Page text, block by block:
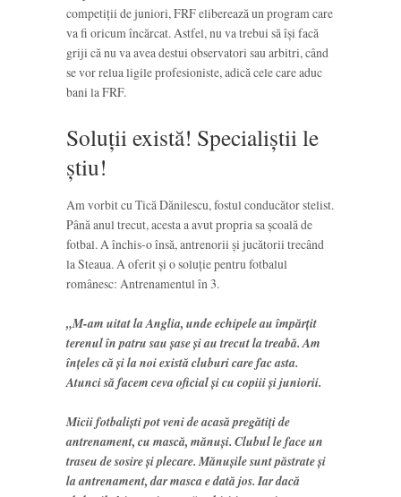
competiții de juniori, FRF eliberează un program care
va fi oricum încărcat. Astfel, nu va trebui să își facă
griji că nu va avea destui observatori sau arbitri, când
se vor relua ligile profesioniste, adică cele care aduc
bani la FRF.
Soluții există! Specialiștii le
știu!
Am vorbit cu Tică Dănilescu, fostul conducător stelist.
Până anul trecut, acesta a avut propria sa școală de
fotbal. A închis-o însă, antrenorii și jucătorii trecând
la Steaua. A oferit și o soluție pentru fotbalul
românesc: Antrenamentul în 3.
„M-am uitat la Anglia, unde echipele au împărțit
terenul în patru sau șase și au trecut la treabă. Am
înțeles că și la noi există cluburi care fac asta.
Atunci să facem ceva oficial și cu copiii și juniorii.
Micii fotbaliști pot veni de acasă pregătiți de
antrenament, cu mască, mănuși. Clubul le face un
traseu de sosire și plecare. Mănușile sunt păstrate și
la antrenament, dar masca e dată jos. Iar dacă